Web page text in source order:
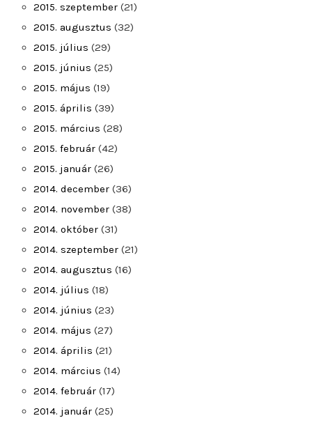
2015. szeptember (21)
2015. augusztus (32)
2015. július (29)
2015. június (25)
2015. május (19)
2015. április (39)
2015. március (28)
2015. február (42)
2015. január (26)
2014. december (36)
2014. november (38)
2014. október (31)
2014. szeptember (21)
2014. augusztus (16)
2014. július (18)
2014. június (23)
2014. május (27)
2014. április (21)
2014. március (14)
2014. február (17)
2014. január (25)